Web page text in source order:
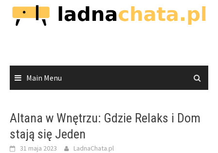
Skip
content
Main Menu
Altana w Wnętrzu: Gdzie Relaks i Dom
stają się Jeden
31 maja 2023 LadnaChata.pl